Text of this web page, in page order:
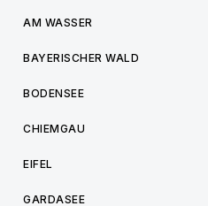
AM WASSER
BAYERISCHER WALD
BODENSEE
CHIEMGAU
EIFEL
GARDASEE